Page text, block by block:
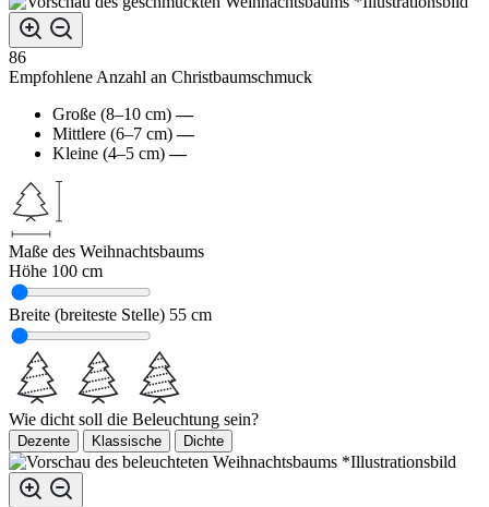
86
Empfohlene Anzahl an Christbaumschmuck
Große (8–10 cm) —
Mittlere (6–7 cm) —
Kleine (4–5 cm) —
Maße des Weihnachtsbaums
Höhe 100 cm
Breite (breiteste Stelle) 55 cm
Wie dicht soll die Beleuchtung sein?
Dezente Klassische Dichte
*Illustrationsbild